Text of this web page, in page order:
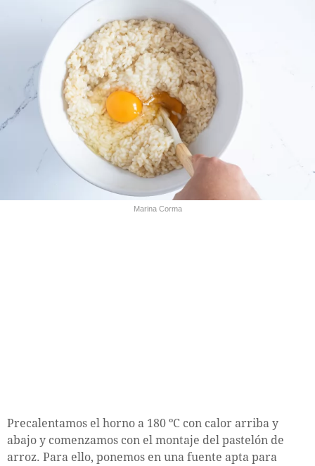
Marina Corma
Precalentamos el horno a 180 ºC con calor arriba y
abajo y comenzamos con el montaje del pastelón de
arroz. Para ello, ponemos en una fuente apta para